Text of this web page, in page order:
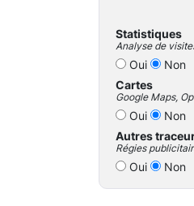
Statistiques
Analyse de
Oui Non
Cartes
Google Maps,
Oui Non
Autres
Régies
Oui Non